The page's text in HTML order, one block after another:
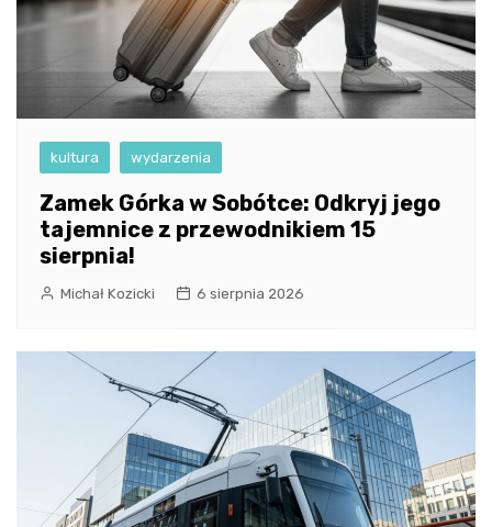
kultura wydarzenia
Zamek Górka w Sobótce: Odkryj jego
tajemnice z przewodnikiem 15
sierpnia!
Michał Kozicki 6 sierpnia 2026